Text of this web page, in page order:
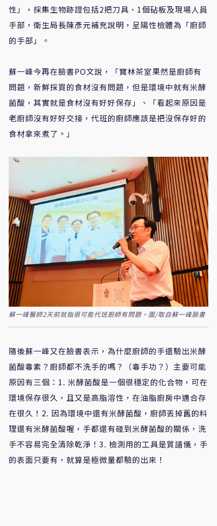
性」，採集生物跡證包括2把刀具、1個砧板及現場人員
手部，衛生局長陳彥元補充說明，呈陽性檢體為「廚師
的手部」。
蘇一峰今再在臉書PO文說，「寶林茶室果然是廚師有
問題，新鮮採買的食材沒有問題，但是環境中就有米酵
菌酸，其實就是食材沒有好好保存」、「看起來原因是
老廚師沒有好好交接，代班的廚師應該是把沒保存好的
食材拿來煮了。」
蘇一峰醫師2天前就指很可能代班廚師有問題。圖/取自蘇一峰臉書
隨後蘇一峰又在臉書表示，為什麼廚師的手還驗出米酵
菌酸毒素？廚師都不洗手的嗎？（毒手功？）主要可能
原因有三個：1. 米酵菌酸是一個很穩定的化合物，可在
環境保存很久，且又是高脂溶性，在油脂廚房中適合存
在很久！2. 因為環境中還有米酵菌酸，廚師丟掉舊的料
理還有米酵菌酸喔，手都還有碰到米酵菌酸的關係，洗
手不容易完全清除乾淨！3. 檢測用的工具是質譜儀，手
的表面只要有，就算是極微量都驗的出來！